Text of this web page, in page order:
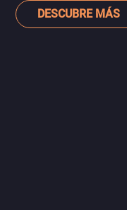
en ‘Jazmín azul’,
‘Modo avión’
DESCUBRE MÁS